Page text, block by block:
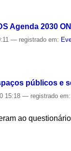
Agenda 2030
— registrado em:
públicos e
15:18— registrado
ao